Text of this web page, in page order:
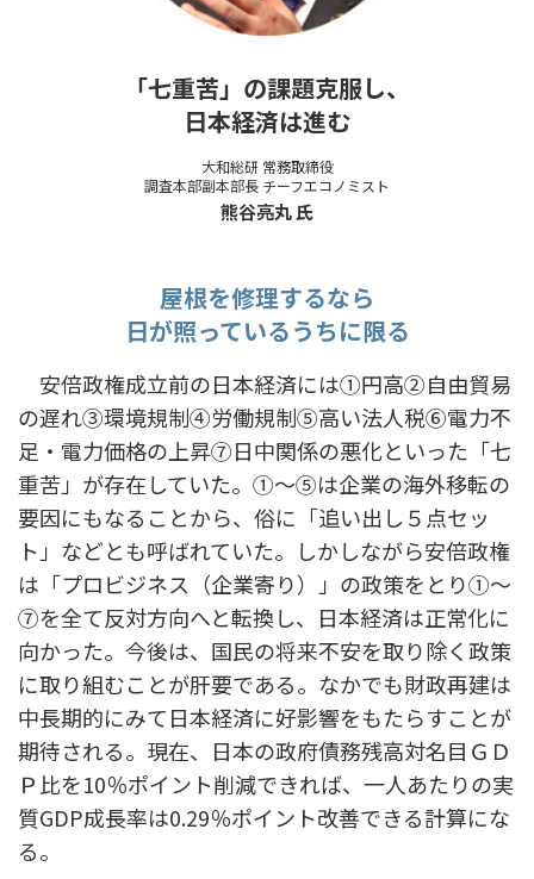
「七重苦」の課題克服し、
日本経済は進む
大和総研 常務取締役
調査本部副本部長 チーフエコノミスト
熊谷亮丸 氏
屋根を修理するなら
日が照っているうちに限る
安倍政権成立前の日本経済には①円高②自由貿易
の遅れ③環境規制④労働規制⑤高い法人税⑥電力不
足・電力価格の上昇⑦日中関係の悪化といった「七
重苦」が存在していた。①〜⑤は企業の海外移転の
要因にもなることから、俗に「追い出し５点セッ
ト」などとも呼ばれていた。しかしながら安倍政権
は「プロビジネス（企業寄り）」の政策をとり①〜
⑦を全て反対方向へと転換し、日本経済は正常化に
向かった。今後は、国民の将来不安を取り除く政策
に取り組むことが肝要である。なかでも財政再建は
中長期的にみて日本経済に好影響をもたらすことが
期待される。現在、日本の政府債務残高対名目ＧＤ
Ｐ比を10％ポイント削減できれば、一人あたりの実
質GDP成長率は0.29％ポイント改善できる計算にな
る。